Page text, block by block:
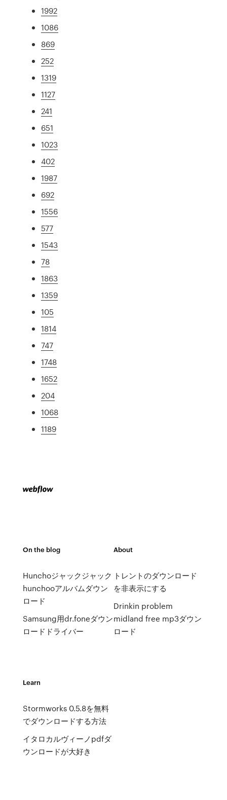
1992
1086
869
252
1319
1127
241
651
1023
402
1987
692
1556
577
1543
78
1863
1359
105
1814
747
1748
1652
204
1068
1189
On the blog
Hunchoジャックジャック
hunchooアルバムダウン
ロード
Samsung用dr.foneダウン
ロードドライバー
About
トレントのダウンロード
を非表示にする
Drinkin problem
midland free mp3ダウン
ロード
Learn
Stormworks 0.5.8を無料
でダウンロードする方法
イタロカルヴィーノpdfダ
ウンロードが大好き